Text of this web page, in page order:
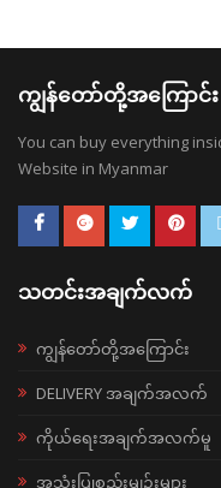
ကျွန်တော်တို့အကြောင်း
You can buy everything
Website in Myanmar
သတင်းအချက်လက်
ကျွန်တော်တို့အကြောင်း
DELIVERY အချက်အလက်
ကိုယ်ရေးအချက်အလက်မူ
အသုံးပြုစည်းမျဉ်းများ